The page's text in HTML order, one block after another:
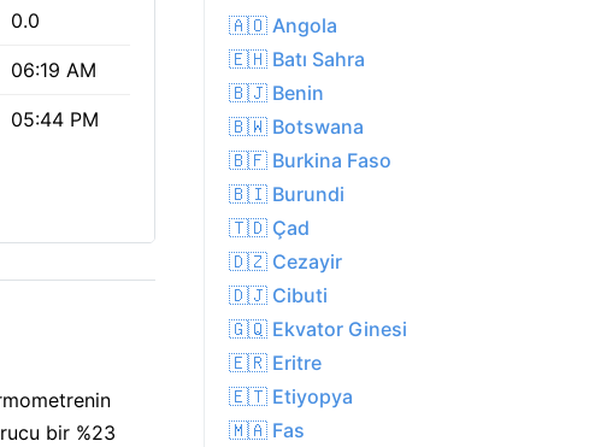
0.0
06:19 AM
05:44 PM
bir %23
🇦🇴 Angola
🇪🇭 Batı Sahra
🇧🇯 Benin
🇧🇼 Botswana
🇧🇫 Burkina Faso
🇧🇮 Burundi
🇹🇩 Çad
🇩🇿 Cezayir
🇩🇯 Cibuti
🇬🇶 Ekvator Ginesi
🇪🇷 Eritre
🇪🇹 Etiyopya
🇲🇦 Fas